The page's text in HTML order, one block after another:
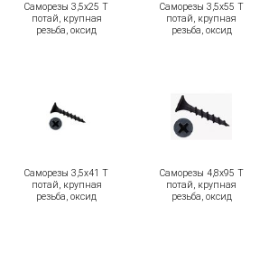
Саморезы 3,5х25 Т
потай, крупная
резьба, оксид
Саморезы 3,5х55 Т
потай, крупная
резьба, оксид
Саморезы 3,5х41 Т
потай, крупная
резьба, оксид
Саморезы 4,8х95 Т
потай, крупная
резьба, оксид